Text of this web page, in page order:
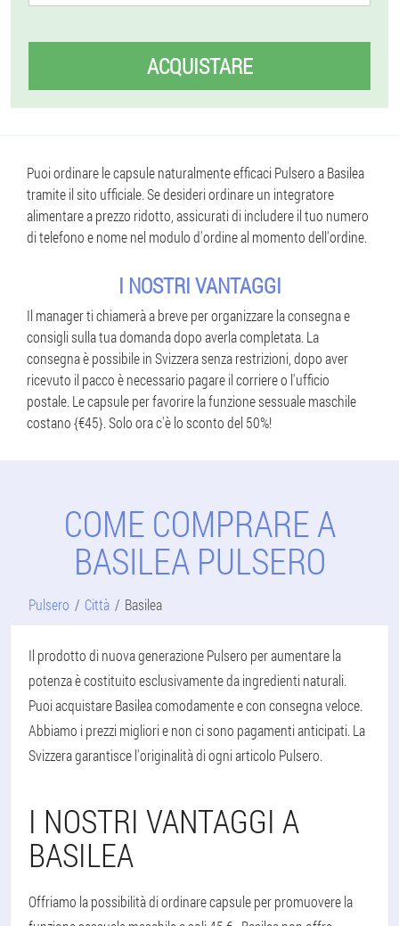
ACQUISTARE
Puoi ordinare le capsule naturalmente efficaci Pulsero a Basilea
tramite il sito ufficiale. Se desideri ordinare un integratore
alimentare a prezzo ridotto, assicurati di includere il tuo numero
di telefono e nome nel modulo d'ordine al momento dell'ordine.
I NOSTRI VANTAGGI
Il manager ti chiamerà a breve per organizzare la consegna e
consigli sulla tua domanda dopo averla completata. La
consegna è possibile in Svizzera senza restrizioni, dopo aver
ricevuto il pacco è necessario pagare il corriere o l'ufficio
postale. Le capsule per favorire la funzione sessuale maschile
costano {€45}. Solo ora c'è lo sconto del 50%!
COME COMPRARE A
BASILEA PULSERO
Pulsero Città Basilea
Il prodotto di nuova generazione Pulsero per aumentare la
potenza è costituito esclusivamente da ingredienti naturali.
Puoi acquistare Basilea comodamente e con consegna veloce.
Abbiamo i prezzi migliori e non ci sono pagamenti anticipati. La
Svizzera garantisce l'originalità di ogni articolo Pulsero.
I NOSTRI VANTAGGI A
BASILEA
Offriamo la possibilità di ordinare capsule per promuovere la